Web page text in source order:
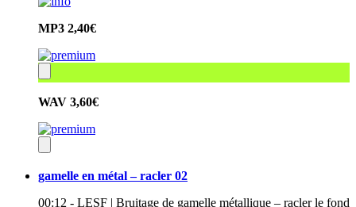
MP3 2,40€
WAV 3,60€
gamelle en métal – racler 02
00:12 - LESF | Bruitage de gamelle métallique – racler le fond